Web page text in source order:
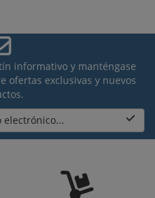
informativo y manténgase
ofertas exclusivas y nuevos
electrónico...